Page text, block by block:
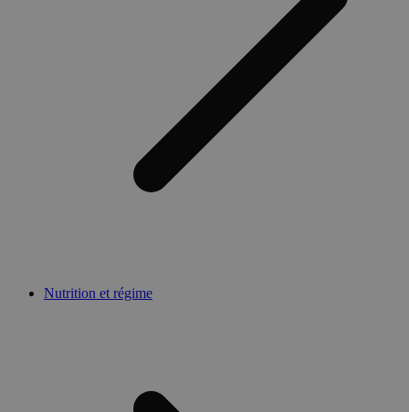
Nutrition et régime